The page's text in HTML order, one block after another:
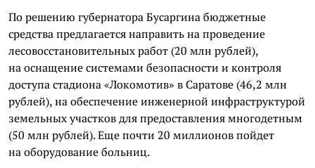
По решению губернатора Бусаргина бюджетные
средства предлагается направить на проведение
лесовосстановительных работ (20 млн рублей),
на оснащение системами безопасности и контроля
доступа стадиона «Локомотив» в Саратове (46,2 млн
рублей), на обеспечение инженерной инфраструктурой
земельных участков для предоставления многодетным
(50 млн рублей). Еще почти 20 миллионов пойдет
на оборудование больниц.